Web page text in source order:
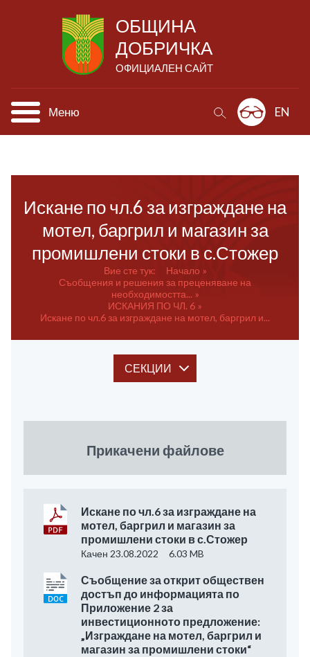
ОБЩИНА
ДОБРИЧКА
ОФИЦИАЛЕН САЙТ
Меню EN
Искане по чл.6 за изграждане на
мотел, баргрил и магазин за
промишлени стоки в с.Стожер
Вие сте тук:
Начало
Съобщения и решения за преценяване на
необходимостта...
ИСКАНИЯ ПО ЧЛ. 6
Искане по чл.6 за изграждане на мотел, баргрил и...
СЕКЦИИ
Прикачени файлове
Искане по чл.6 за изграждане на
мотел, баргрил и магазин за
промишлени стоки в с.Стожер
Качен 23.08.2022 6.03 MB
Съобщение за открит обществен
достъп до информацията по
Приложение 2 за
инвестиционното предложение:
„Изграждане на мотел, баргрил и
магазин за промишлени стоки“